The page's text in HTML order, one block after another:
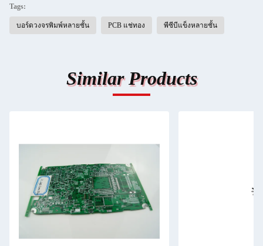
Tags:
บอร์ดวงจรพิมพ์หลายชั้น PCB แช่ทอง พีซีบีแข็งหลายชั้น
Similar Products